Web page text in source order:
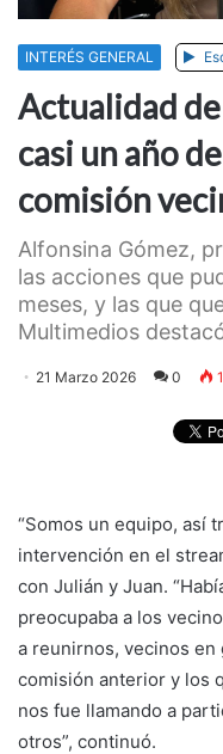
INTERÉS GENERAL
Actualidad
casi un año
comisión
Alfonsina Gómez,
las acciones que
meses, y las que
Multimedios
21 Marzo 2026 0
“Somos un equipo, así
intervención en el
con Julián y Juan.
preocupaba a los
a reunirnos, vecinos
comisión anterior y los
nos fue llamando a
otros”, continuó.